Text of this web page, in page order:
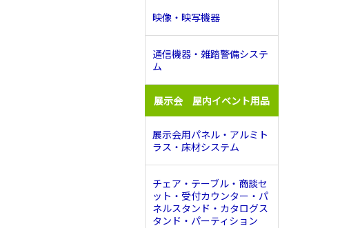
映像・映写機器
通信機器・雑踏警備システ
ム
展示会 屋内イベント用品
展示会用パネル・アルミト
ラス・床材システム
チェア・テーブル・商談セ
ット・受付カウンター・パ
ネルスタンド・カタログス
タンド・パーティション